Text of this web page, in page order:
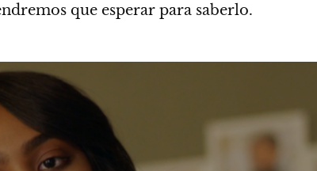
que esperar para saberlo.